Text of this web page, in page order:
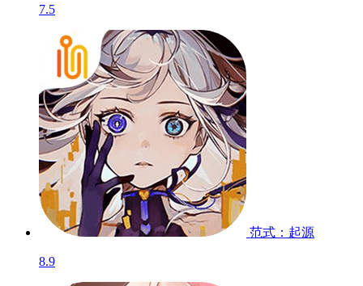
7.5
范式：起源
8.9